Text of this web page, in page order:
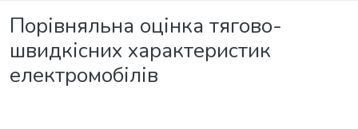
Порівняльна оцінка тягово-
швидкісних характеристик
електромобілів